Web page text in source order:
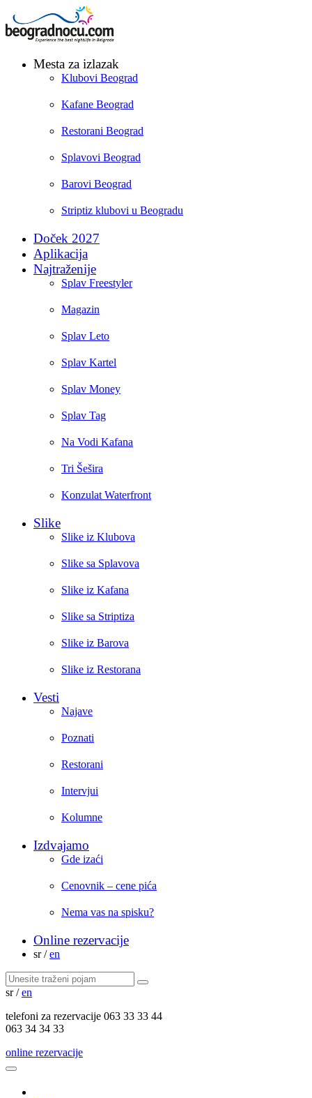
Mesta za izlazak
Klubovi Beograd
Kafane Beograd
Restorani Beograd
Splavovi Beograd
Barovi Beograd
Striptiz klubovi u Beogradu
Doček 2027
Aplikacija
Najtraženije
Splav Freestyler
Magazin
Splav Leto
Splav Kartel
Splav Money
Splav Tag
Na Vodi Kafana
Tri Šešira
Konzulat Waterfront
Slike
Slike iz Klubova
Slike sa Splavova
Slike iz Kafana
Slike sa Striptiza
Slike iz Barova
Slike iz Restorana
Vesti
Najave
Poznati
Restorani
Intervjui
Kolumne
Izdvajamo
Gde izaći
Cenovnik – cene pića
Nema vas na spisku?
Online rezervacije
sr / en
sr / en
telefoni za rezervacije 063 33 33 44
063 34 34 33
online rezervacije